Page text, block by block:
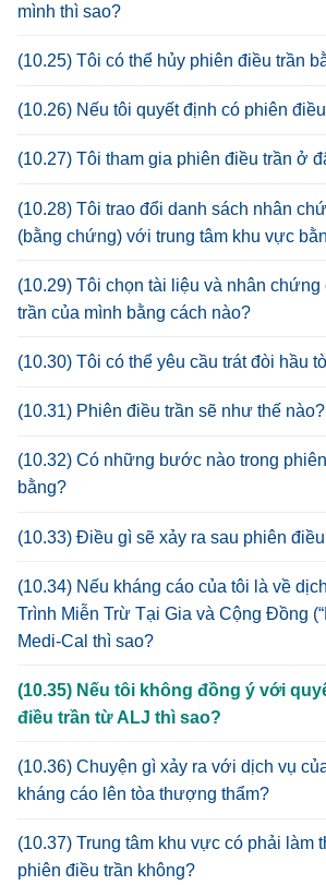
mình thì sao?
(10.25) Tôi có thể hủy phiên điều trần
(10.26) Nếu tôi quyết định có phiên
(10.27) Tôi tham gia phiên điều trần ở
(10.28) Tôi trao đổi danh sách nhân
(bằng chứng) với trung tâm khu vực
(10.29) Tôi chọn tài liệu và nhân chứng
trần của mình bằng cách nào?
(10.30) Tôi có thể yêu cầu trát đòi hầu
(10.31) Phiên điều trần sẽ như thế nào?
(10.32) Có những bước nào trong
bằng?
(10.33) Điều gì sẽ xảy ra sau phiên
(10.34) Nếu kháng cáo của tôi là về
Trình Miễn Trừ Tại Gia và Cộng Đồng
Medi-Cal thì sao?
(10.35) Nếu tôi không đồng ý với
điều trần từ ALJ thì sao?
(10.36) Chuyện gì xảy ra với dịch vụ
kháng cáo lên tòa thượng thẩm?
(10.37) Trung tâm khu vực có phải làm
phiên điều trần không?